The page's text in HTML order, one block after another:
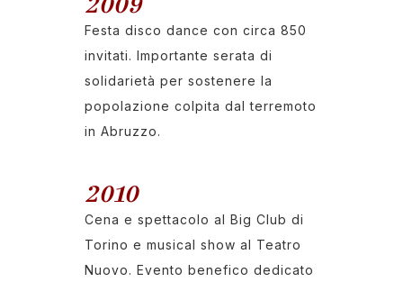
Festa disco dance con circa 850
invitati. Importante serata di
solidarietà per sostenere la
popolazione colpita dal terremoto
in Abruzzo.
2010
Cena e spettacolo al Big Club di
Torino e musical show al Teatro
Nuovo. Evento benefico dedicato